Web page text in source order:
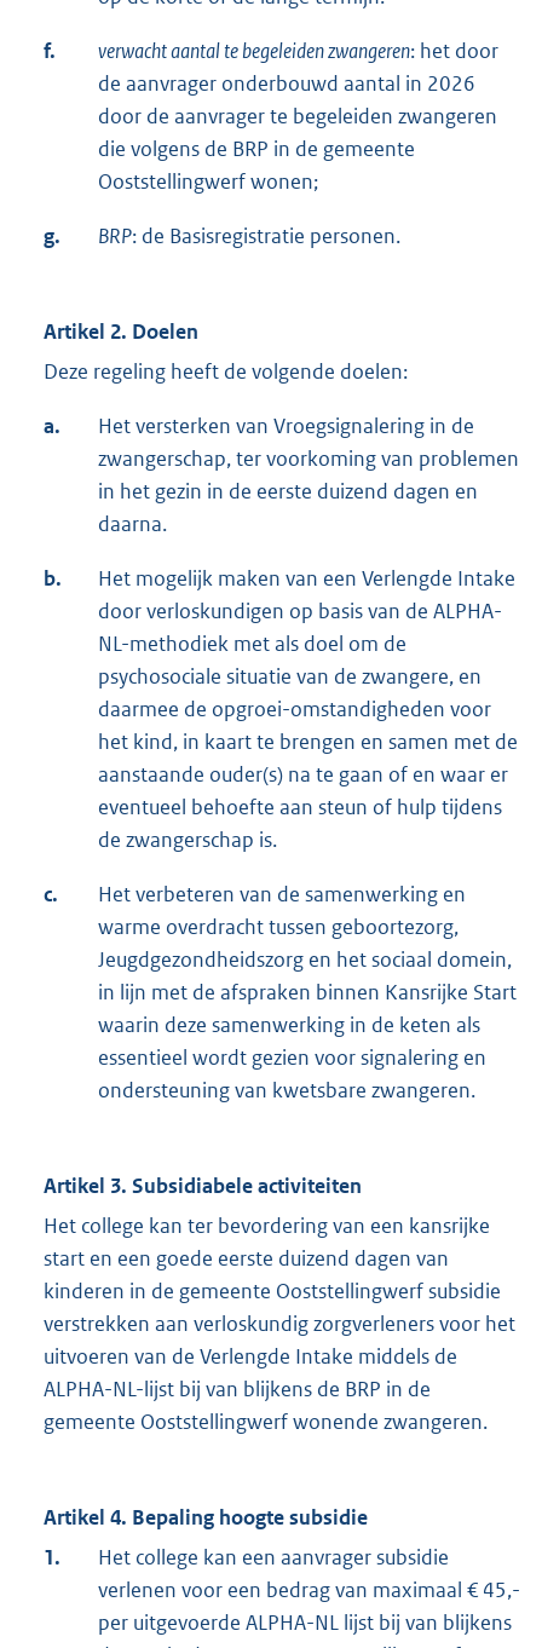
f. verwacht aantal te begeleiden zwangeren: het door
de aanvrager onderbouwd aantal in 2026
door de aanvrager te begeleiden zwangeren
die volgens de BRP in de gemeente
Ooststellingwerf wonen;
g. BRP: de Basisregistratie personen.
Artikel 2. Doelen
Deze regeling heeft de volgende doelen:
a.
Het versterken van Vroegsignalering in de
zwangerschap, ter voorkoming van problemen
in het gezin in de eerste duizend dagen en
daarna.
b.
Het mogelijk maken van een Verlengde Intake
door verloskundigen op basis van de ALPHA-
NL-methodiek met als doel om de
psychosociale situatie van de zwangere, en
daarmee de opgroei-omstandigheden voor
het kind, in kaart te brengen en samen met de
aanstaande ouder(s) na te gaan of en waar er
eventueel behoefte aan steun of hulp tijdens
de zwangerschap is.
c.
Het verbeteren van de samenwerking en
warme overdracht tussen geboortezorg,
Jeugdgezondheidszorg en het sociaal domein,
in lijn met de afspraken binnen Kansrijke Start
waarin deze samenwerking in de keten als
essentieel wordt gezien voor signalering en
ondersteuning van kwetsbare zwangeren.
Artikel 3. Subsidiabele activiteiten
Het college kan ter bevordering van een kansrijke
start en een goede eerste duizend dagen van
kinderen in de gemeente Ooststellingwerf subsidie
verstrekken aan verloskundig zorgverleners voor het
uitvoeren van de Verlengde Intake middels de
ALPHA-NL-lijst bij van blijkens de BRP in de
gemeente Ooststellingwerf wonende zwangeren.
Artikel 4. Bepaling hoogte subsidie
1.
Het college kan een aanvrager subsidie
verlenen voor een bedrag van maximaal € 45,-
per uitgevoerde ALPHA-NL lijst bij van blijkens